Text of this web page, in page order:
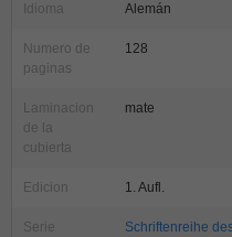
Idioma Alemán
Numero de
paginas
128
Laminacion
de la
cubierta
mate
Edicion 1. Aufl.
Serie
Schriftenreihe